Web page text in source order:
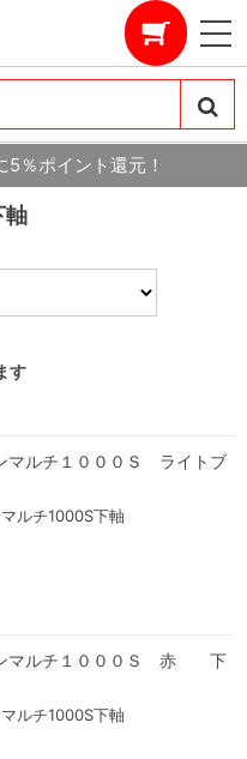
％ポイント還元！
軸
す
マルチ１０００Ｓ ライトブ
ルチ1000S下軸
マルチ１０００Ｓ 赤 下
ルチ1000S下軸